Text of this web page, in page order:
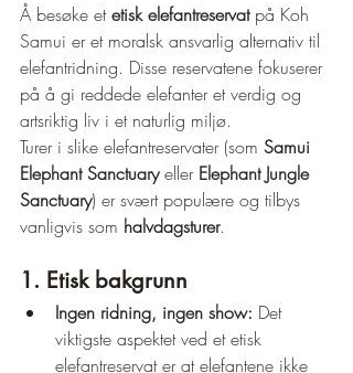
Å besøke et etisk elefantreservat på Koh
Samui er et moralsk ansvarlig alternativ til
elefantridning. Disse reservatene fokuserer
på å gi reddede elefanter et verdig og
artsriktig liv i et naturlig miljø.
Turer i slike elefantreservater (som Samui
Elephant Sanctuary eller Elephant Jungle
Sanctuary) er svært populære og tilbys
vanligvis som halvdagsturer.
1. Etisk bakgrunn
Ingen ridning, ingen show: Det
viktigste aspektet ved et etisk
elefantreservat er at elefantene ikke